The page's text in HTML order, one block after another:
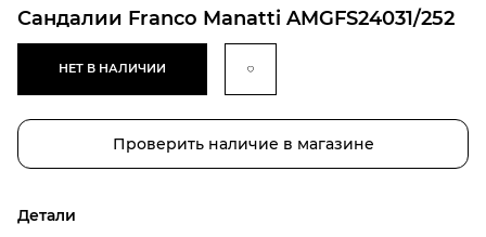
Сандалии Franco Manatti AMGFS24031/252
НЕТ В НАЛИЧИИ
Проверить наличие в магазине
Детали